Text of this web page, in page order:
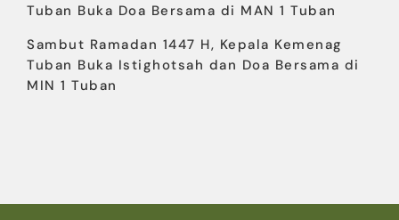
Tuban Buka Doa Bersama di MAN 1 Tuban
Sambut Ramadan 1447 H, Kepala Kemenag
Tuban Buka Istighotsah dan Doa Bersama di
MIN 1 Tuban